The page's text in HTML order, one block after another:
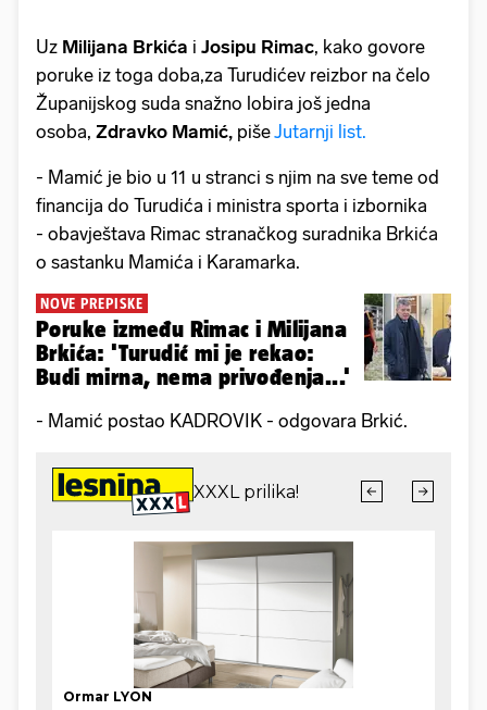
Uz Milijana Brkića i Josipu Rimac, kako govore
poruke iz toga doba,za Turudićev reizbor na čelo
Županijskog suda snažno lobira još jedna
osoba, Zdravko Mamić, pišeJutarnji list.
- Mamić je bio u 11 u stranci s njim na sve teme od
financija do Turudića i ministra sporta i izbornika
- obavještava Rimac stranačkog suradnika Brkića
o sastanku Mamića i Karamarka.
NOVE PREPISKE
Poruke između Rimac i Milijana
Brkića: 'Turudić mi je rekao:
Budi mirna, nema privođenja...'
- Mamić postao KADROVIK - odgovara Brkić.